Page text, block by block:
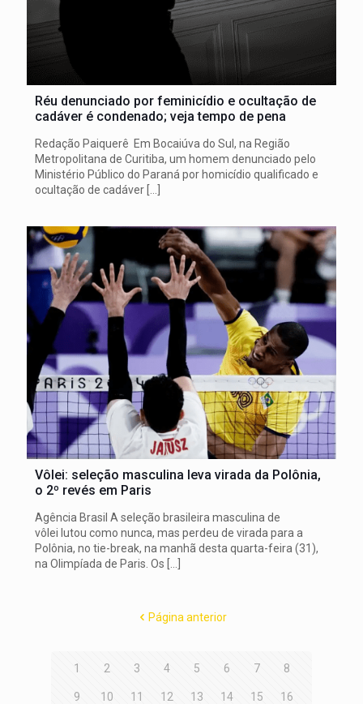
Réu denunciado por feminicídio e ocultação de
cadáver é condenado; veja tempo de pena
Redação Paiquerê Em Bocaiúva do Sul, na Região
Metropolitana de Curitiba, um homem denunciado pelo
Ministério Público do Paraná por homicídio qualificado e
ocultação de cadáver
Vôlei: seleção masculina leva virada da Polônia,
o 2º revés em Paris
Agência Brasil A seleção brasileira masculina de
vôlei lutou como nunca, mas perdeu de virada para a
Polônia, no tie-break, na manhã desta quarta-feira (31),
na Olimpíada de Paris. Os […]
Página anterior
1 2 3 4 5 6 7 8
9 10 11 12 13 14 15 16